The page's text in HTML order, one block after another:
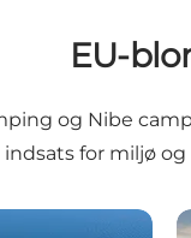
EU-
og Nibe
indsats for miljø